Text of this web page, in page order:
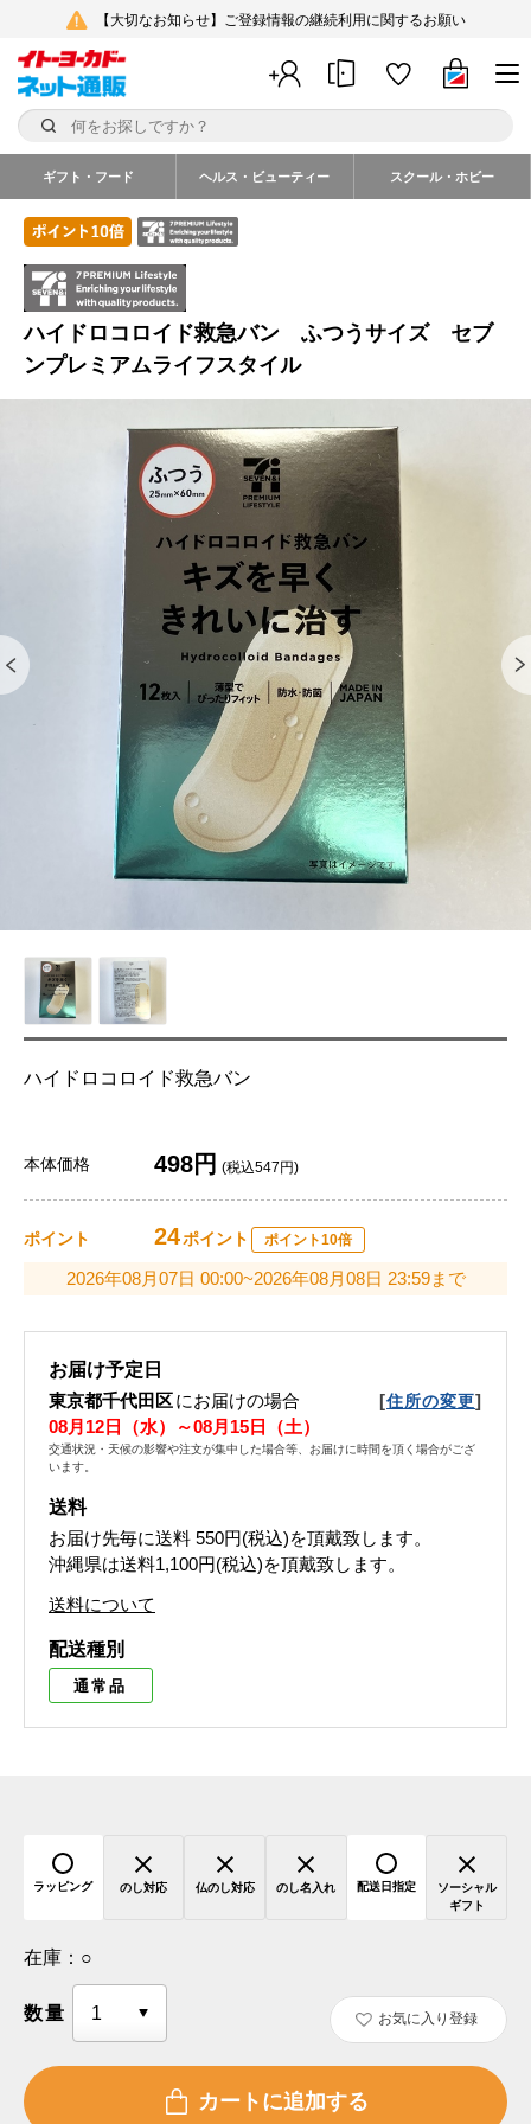
【大切なお知らせ】ご登録情報の継続利用に関するお願い
ギフト・フード ヘルス・ビューティー スクール・ホビー
ハイドロコロイド救急バン ふつうサイズ セブ
ンプレミアムライフスタイル
ハイドロコロイド救急バン
本体価格 498円 (税込547円)
ポイント 24ポイント ポイント10倍
2026年08月07日 00:00~2026年08月08日 23:59まで
お届け予定日
東京都千代田区にお届けの場合 [住所の変更]
08月12日（水）～08月15日（土）
交通状況・天候の影響や注文が集中した場合等、お届けに時間を頂く場合がござ
います。
送料
お届け先毎に送料 550円(税込)を頂戴致します。
沖縄県は送料1,100円(税込)を頂戴致します。
送料について
配送種別
通常品
ラッピング のし対応 仏のし対応 のし名入れ 配送日指定
ソーシャル
ギフト
在庫： ○
数量 お気に入り登録